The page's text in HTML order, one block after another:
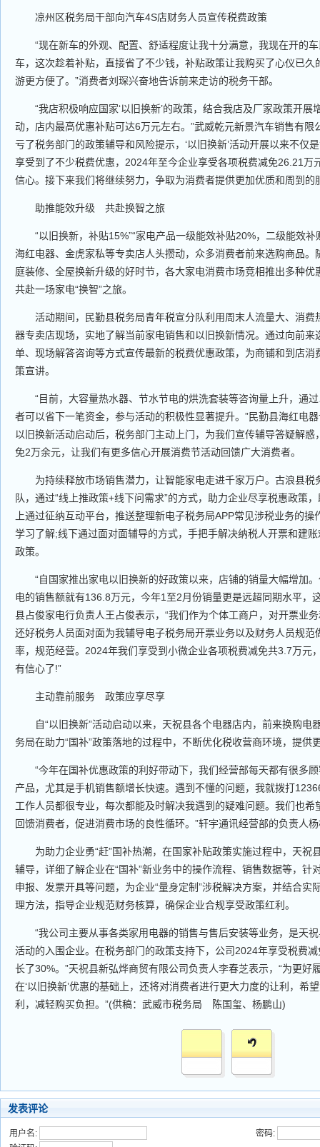
凉州区税务局干部向汽车4S店财务人员宣传税费政策
“现在新车的外观、配置、舒适程度让我十分满意，我现在开的车
车，这次趁着补贴，直接省了不少钱，补贴政策让我购买了心仪已久
游更方便了。”消费者刘琛兴奋地告诉前来走访的税务干部。
“我店积极响应国家‘以旧换新’的政策，结合我店及厂家政策开展
动，店内最高优惠补贴可达6万元左右。”武威乾元新景汽车销售有限
亏了税务部门的政策辅导和风险提示，‘以旧换新’活动开展以来不仅
享受到了不少税费优惠，2024年至今企业享受各项税费减免26.21万
信心。接下来我们将继续努力，争取为消费者提供更加优质和周到的
助推能效升级 共赴换智之旅
“以旧换新，补贴15%”“家电产品一级能效补贴20%，二级能效
海红电器、金虎家私等专卖店人头攒动，众多消费者前来选购商品。
庭装修、全屋换新升级的好时节，各大家电消费市场竞相推出多种优
共赴一场家电“换智”之旅。
活动期间，民勤县税务局青年税宣分队利用周末人流量大、消费
器专卖店现场，实地了解当前家电销售和以旧换新情况。通过向前来
单、现场解答咨询等方式宣传最新的税费优惠政策，为商铺和到店消
策宣讲。
“目前，大容量热水器、节水节电的烘洗套装等咨询量上升，通过
者可以省下一笔资金，参与活动的积极性显著提升。”民勤县海红电
以旧换新活动启动后，税务部门主动上门，为我们宣传辅导答疑解惑
免2万余元，让我们有更多信心开展消费节活动回馈广大消费者。
为持续释放市场销售潜力，让智能家电走进千家万户。古浪县税
队，通过“线上推政策+线下问需求”的方式，助力企业尽享税惠政策
上通过征纳互动平台，推送整理新电子税务局APP常见涉税业务的
学习了解;线下通过面对面辅导的方式，手把手解决纳税人开票和建
政策。
“自国家推出家电以旧换新的好政策以来，店铺的销量大幅增加
电的销售额就有136.8万元，今年1至2月份销量更是远超同期水平，
县占俊家电行负责人王占俊表示，“我们作为个体工商户，对开票业
还好税务人员面对面为我辅导电子税务局开票业务以及财务人员规范
率，规范经营。2024年我们享受到小微企业各项税费减免共3.7万元
有信心了!”
主动靠前服务 政策应享尽享
自“以旧换新”活动启动以来，天祝县各个电器店内，前来换购电
务局在助力“国补”政策落地的过程中，不断优化税收营商环境，提供
“今年在国补优惠政策的利好带动下，我们经营部每天都有很多顾
产品，尤其是手机销售额增长快速。遇到不懂的问题，我就拨打
工作人员都很专业，每次都能及时解决我遇到的疑难问题。我们也希
回馈消费者，促进消费市场的良性循环。”轩宇通讯经营部的负责人
为助力企业勇“赶”国补热潮，在国家补贴政策实施过程中，天祝
辅导，详细了解企业在“国补”新业务中的操作流程、销售数据等，针
申报、发票开具等问题，为企业“量身定制”涉税解决方案，并结合实
理方法，指导企业规范财务核算，确保企业合规享受政策红利。
“我公司主要从事各类家用电器的销售与售后安装等业务，是天祝
活动的入围企业。在税务部门的政策支持下，公司2024年享受税费
长了30%。”天祝县新弘烨商贸有限公司负责人李春芝表示，“为更好
在‘以旧换新’优惠的基础上，还将对消费者进行更大力度的让利，希
利，减轻购买负担。”(供稿：武威市税务局 陈国玺、杨鹏山)
发表评论
用户名:
密码: